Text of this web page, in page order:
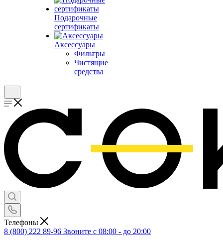
Подарочные
сертификаты
Аксессуары
Фильтры
Чистящие
средства
Телефоны
8 (800) 222 89-96 Звоните с 08:00 - до 20:00